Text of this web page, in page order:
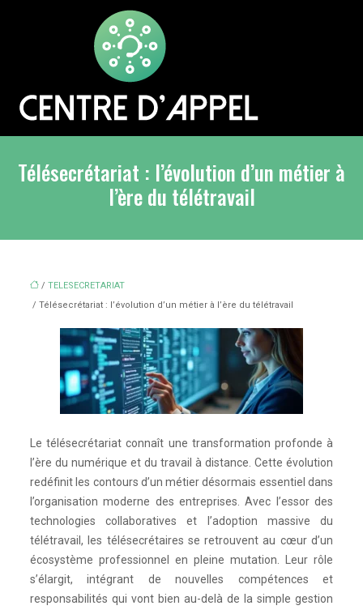
Télésecrétariat : l’évolution d’un métier à
l’ère du télétravail
/ TELESECRETARIAT
/ Télésecrétariat : l’évolution d’un métier à l’ère du télétravail
Le télésecrétariat connaît une transformation profonde à
l’ère du numérique et du travail à distance. Cette évolution
redéfinit les contours d’un métier désormais essentiel dans
l’organisation moderne des entreprises. Avec l’essor des
technologies collaboratives et l’adoption massive du
télétravail, les télésecrétaires se retrouvent au cœur d’un
écosystème professionnel en pleine mutation. Leur rôle
s’élargit, intégrant de nouvelles compétences et
responsabilités qui vont bien au-delà de la simple gestion